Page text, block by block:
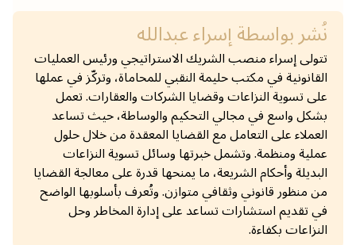
نُشر بواسطةإسراء عبدالله
تتولى إسراء منصب الشريك الاستراتيجي ورئيس العمليات
القانونية في مكتب حليمة النقبي للمحاماة، وتركّز في عملها
على تسوية النزاعات وقضايا الشركات والعقارات. تعمل
بشكل واسع في مجالي التحكيم والوساطة، حيث تساعد
العملاء على التعامل مع القضايا المعقدة من خلال حلول
عملية ومنظمة. وتشمل خبرتها وسائل تسوية النزاعات
البديلة وأحكام الشريعة، ما يمنحها قدرة على معالجة القضايا
من منظور قانوني وثقافي متوازن. وتُعرف بأسلوبها الواضح
في تقديم استشارات تساعد على إدارة المخاطر وحل
النزاعات بكفاءة.